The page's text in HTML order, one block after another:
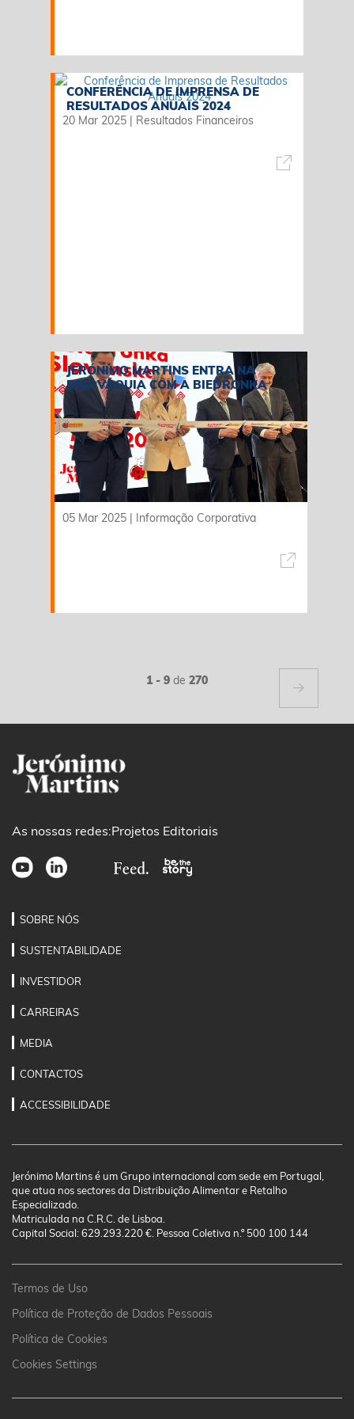
20 Mar 2025 | Resultados Financeiros
CONFERÊNCIA DE IMPRENSA DE
RESULTADOS ANUAIS 2024
05 Mar 2025 | Informação Corporativa
JERÓNIMO MARTINS ENTRA NA
ESLOVÁQUIA COM A BIEDRONKA
1 - 9 de 270
As nossas redes:Projetos Editoriais
SOBRE NÓS
SUSTENTABILIDADE
INVESTIDOR
CARREIRAS
MEDIA
CONTACTOS
ACCESSIBILIDADE
Jerónimo Martins é um Grupo internacional com sede em Portugal,
que atua nos sectores da Distribuição Alimentar e Retalho
Especializado.
Matriculada na C.R.C. de Lisboa.
Capital Social: 629.293.220 €. Pessoa Coletiva n.º 500 100 144
Termos de Uso
Política de Proteção de Dados Pessoais
Política de Cookies
Cookies Settings